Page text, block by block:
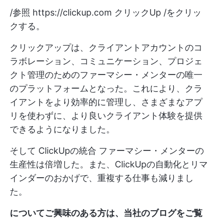
/参照 https://clickup.com クリックUp /をクリッ
クする。
クリックアップは、クライアントアカウントのコ
ラボレーション、コミュニケーション、プロジェ
クト管理のためのファーマシー・メンターの唯一
のプラットフォームとなった。これにより、クラ
イアントをより効率的に管理し、さまざまなアプ
リを使わずに、より良いクライアント体験を提供
できるようになりました。
そして ClickUpの統合 ファーマシー・メンターの
生産性は倍増した。また、ClickUpの自動化とリマ
インダーのおかげで、重複する仕事も減りまし
た。
についてご興味のある方は、当社のブログをご覧